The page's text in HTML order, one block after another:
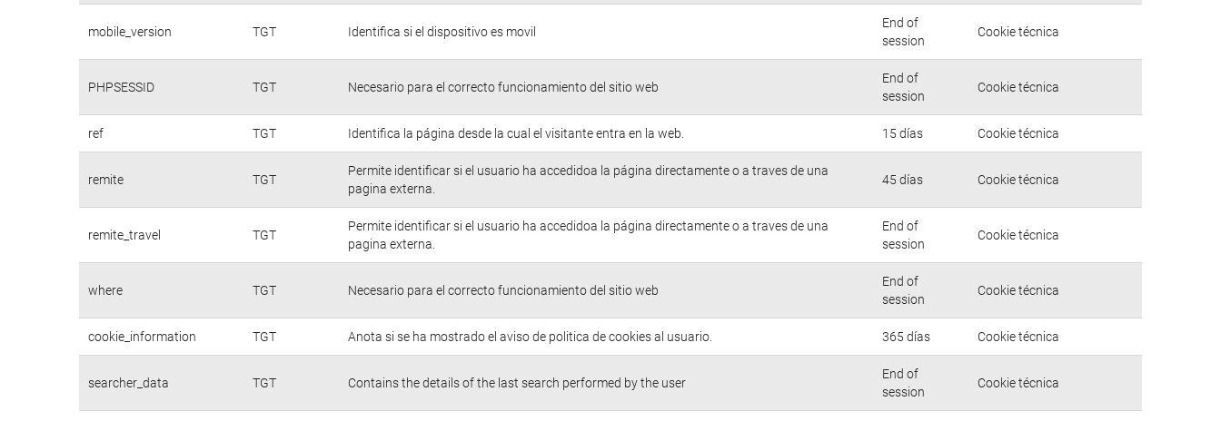
mobile_version TGT Identifica si el dispositivo es movil
End of
session
Cookie técnica
PHPSESSID TGT Necesario para el correcto funcionamiento del sitio web
End of
session
Cookie técnica
ref TGT Identifica la página desde la cual el visitante entra en la web. 15 días Cookie técnica
remite TGT
Permite identificar si el usuario ha accedidoa la página directamente o a traves de una
pagina externa.
45 días Cookie técnica
remite_travel TGT
Permite identificar si el usuario ha accedidoa la página directamente o a traves de una
pagina externa.
End of
session
Cookie técnica
where TGT Necesario para el correcto funcionamiento del sitio web
End of
session
Cookie técnica
cookie_information TGT Anota si se ha mostrado el aviso de politica de cookies al usuario. 365 días Cookie técnica
searcher_data TGT Contains the details of the last search performed by the user
End of
session
Cookie técnica